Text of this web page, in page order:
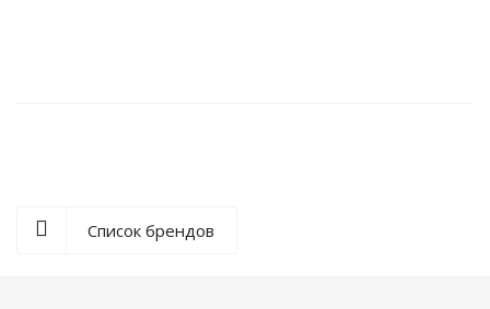
Список брендов